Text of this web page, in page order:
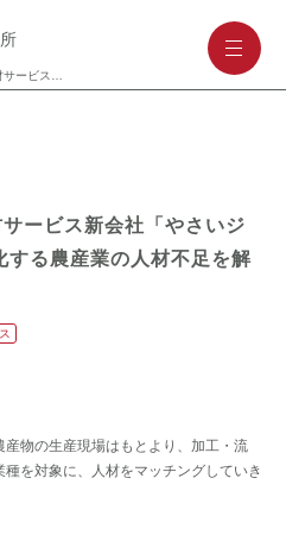
--
ービス新会社「やさいジ
する農産業の人材不足を解
物の生産現場はもとより、加工・流
を対象に、人材をマッチングしていき